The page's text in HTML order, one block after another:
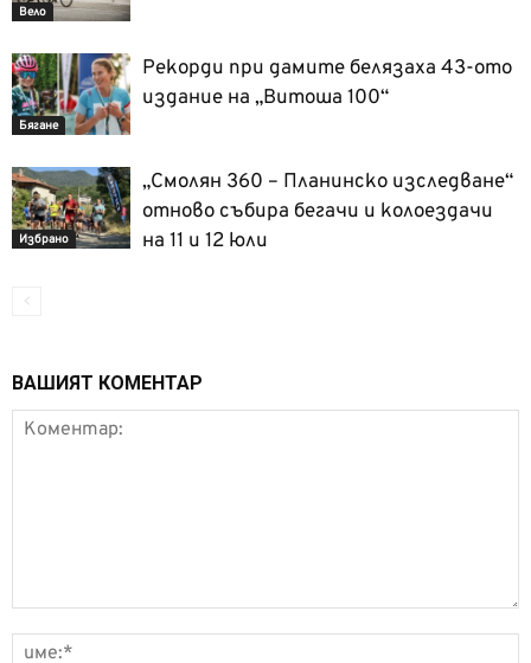
Вело
Бягане
Рекорди при дамите белязаха 43-ото
издание на „Витоша 100“
Избрано
„Смолян 360 – Планинско изследване“
отново събира бегачи и колоездачи
на 11 и 12 юли
ВАШИЯТ КОМЕНТАР